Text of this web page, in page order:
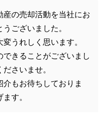
産の売却活動を当社にお
ございました。
うれしく思います。
きることがございまし
さいませ。
もお待ちしておりま
す。